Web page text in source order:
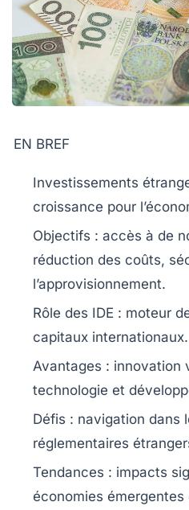
EN BREF
Investissements
croissance pour
Objectifs : accès à de
réduction des coûts,
l’approvisionnement.
Rôle des IDE : moteur
capitaux internationaux.
Avantages : innovation
technologie et
Défis : navigation dans
réglementaires
Tendances : impacts
économies émergentes